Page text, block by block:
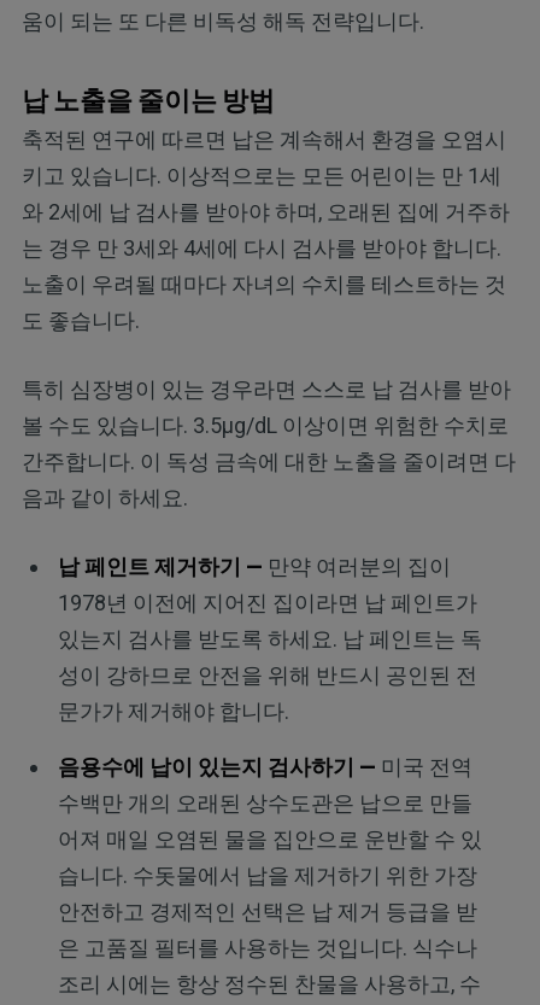
움이 되는 또 다른 비독성 해독 전략입니다.
납 노출을 줄이는 방법
축적된 연구에 따르면 납은 계속해서 환경을 오염시
키고 있습니다. 이상적으로는 모든 어린이는 만 1세
와 2세에 납 검사를 받아야 하며, 오래된 집에 거주하
는 경우 만 3세와 4세에 다시 검사를 받아야 합니다.
노출이 우려될 때마다 자녀의 수치를 테스트하는 것
도 좋습니다.
특히 심장병이 있는 경우라면 스스로 납 검사를 받아
볼 수도 있습니다. 3.5µg/dL 이상이면 위험한 수치로
간주합니다. 이 독성 금속에 대한 노출을 줄이려면 다
음과 같이 하세요.
납 페인트 제거하기 — 만약 여러분의 집이
1978년 이전에 지어진 집이라면 납 페인트가
있는지 검사를 받도록 하세요. 납 페인트는 독
성이 강하므로 안전을 위해 반드시 공인된 전
문가가 제거해야 합니다.
음용수에 납이 있는지 검사하기 — 미국 전역
수백만 개의 오래된 상수도관은 납으로 만들
어져 매일 오염된 물을 집안으로 운반할 수 있
습니다. 수돗물에서 납을 제거하기 위한 가장
안전하고 경제적인 선택은 납 제거 등급을 받
은 고품질 필터를 사용하는 것입니다. 식수나
조리 시에는 항상 정수된 찬물을 사용하고, 수